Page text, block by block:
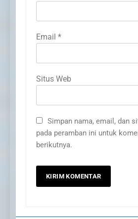
Email *
Situs Web
Simpan nama, email, dan
pada peramban ini untuk
berikutnya.